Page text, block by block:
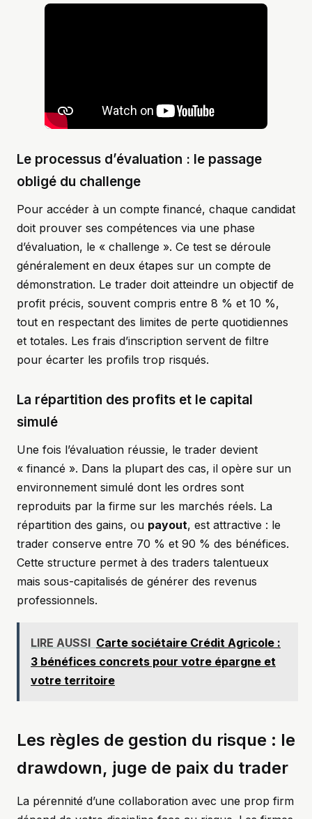
Le processus d’évaluation : le passage
obligé du challenge
Pour accéder à un compte financé, chaque candidat
doit prouver ses compétences via une phase
d’évaluation, le « challenge ». Ce test se déroule
généralement en deux étapes sur un compte de
démonstration. Le trader doit atteindre un objectif de
profit précis, souvent compris entre 8 % et 10 %,
tout en respectant des limites de perte quotidiennes
et totales. Les frais d’inscription servent de filtre
pour écarter les profils trop risqués.
La répartition des profits et le capital
simulé
Une fois l’évaluation réussie, le trader devient
« financé ». Dans la plupart des cas, il opère sur un
environnement simulé dont les ordres sont
reproduits par la firme sur les marchés réels. La
répartition des gains, ou payout, est attractive : le
trader conserve entre 70 % et 90 % des bénéfices.
Cette structure permet à des traders talentueux
mais sous-capitalisés de générer des revenus
professionnels.
LIRE AUSSI Carte sociétaire Crédit Agricole :
3 bénéfices concrets pour votre épargne et
votre territoire
Les règles de gestion du risque : le
drawdown, juge de paix du trader
La pérennité d’une collaboration avec une prop firm